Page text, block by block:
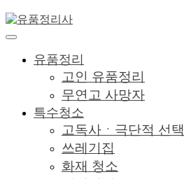
유품정리
고인 유품정리
무연고 사망자
특수청소
고독사ㆍ극단적 선택
쓰레기집
화재 청소